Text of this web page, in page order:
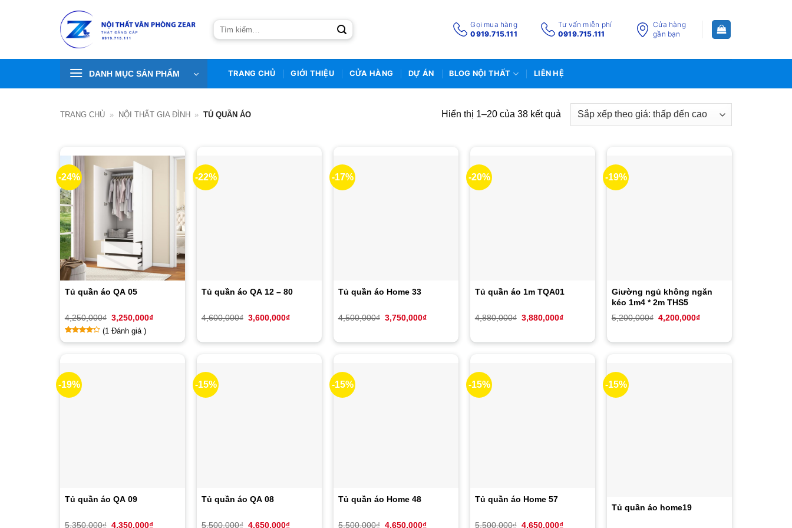
Tìm
kiếm:
Gọi mua hàng
0919.715.111
Tư vấn miễn phí
0919.715.111
Cửa hàng
gần bạn
DANH MỤC SẢN PHẨM TRANG CHỦ GIỚI THIỆU CỬA HÀNG DỰ ÁN BLOG NỘI THẤT LIÊN HỆ
TRANG CHỦ » NỘI THẤT GIA ĐÌNH » TỦ QUẦN ÁO Hiển thị 1–20 của 38 kết quảĐã
sắp
-24%
Tủ quần áo QA 05
4,250,000₫ Giá
là:
4,250,000₫.
3,250,000₫Giá
là:
4trên
1
đánh
giá
(1Đánh giá )
-22%
Tủ quần áo QA 12 – 80
4,600,000₫ Giá
4,600,000₫.
3,600,000₫Giá
là:
-17%
Tủ quần áo Home 33
4,500,000₫ Giá
4,500,000₫.
3,750,000₫Giá
là:
-20%
Tủ quần áo 1m TQA01
4,880,000₫ Giá
4,880,000₫.
3,880,000₫Giá
là:
-19%
Giường ngủ không ngăn
kéo 1m4 * 2m THS5
5,200,000₫ Giá
5,200,000₫.
4,200,000₫Giá
là:
-19%
Tủ quần áo QA 09
5,350,000₫ Giá
4,350,000₫Giá
-15%
Tủ quần áo QA 08
5,500,000₫ Giá
4,650,000₫Giá
-15%
Tủ quần áo Home 48
5,500,000₫ Giá
4,650,000₫Giá
-15%
Tủ quần áo Home 57
5,500,000₫ Giá
4,650,000₫Giá
-15%
Tủ quần áo home19